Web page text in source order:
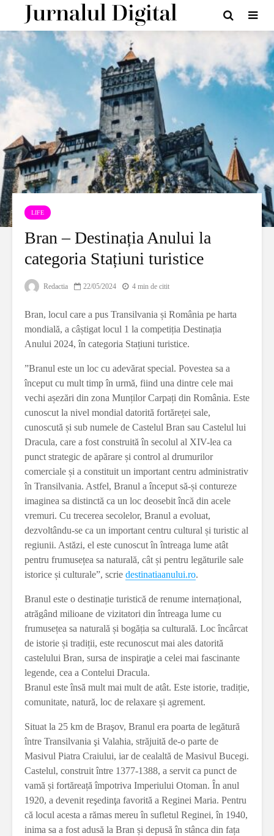
LIFE
Bran – Destinația Anului la
categoria Stațiuni turistice
Redactia 22/05/2024 4 min de citit
Bran, locul care a pus Transilvania și România pe harta
mondială, a câștigat locul 1 la competiția Destinația
Anului 2024, în categoria Stațiuni turistice.
”Branul este un loc cu adevărat special. Povestea sa a
început cu mult timp în urmă, fiind una dintre cele mai
vechi așezări din zona Munților Carpați din România. Este
cunoscut la nivel mondial datorită fortăreței sale,
cunoscută și sub numele de Castelul Bran sau Castelul lui
Dracula, care a fost construită în secolul al XIV-lea ca
punct strategic de apărare și control al drumurilor
comerciale și a constituit un important centru administrativ
în Transilvania. Astfel, Branul a început să-și contureze
imaginea sa distinctă ca un loc deosebit încă din acele
vremuri. Cu trecerea secolelor, Branul a evoluat,
dezvoltându-se ca un important centru cultural și turistic al
regiunii. Astăzi, el este cunoscut în întreaga lume atât
pentru frumusețea sa naturală, cât și pentru legăturile sale
istorice și culturale”, scrie destinatiaanului.ro.
Branul este o destinație turistică de renume internațional,
atrăgând milioane de vizitatori din întreaga lume cu
frumusețea sa naturală și bogăția sa culturală. Loc încârcat
de istorie și tradiții, este recunoscut mai ales datorită
castelului Bran, sursa de inspiraţie a celei mai fascinante
legende, cea a Contelui Dracula.
Branul este însă mult mai mult de atât. Este istorie, tradiție,
comunitate, natură, loc de relaxare și agrement.
Situat la 25 km de Braşov, Branul era poarta de legătură
între Transilvania şi Valahia, străjuită de-o parte de
Masivul Piatra Craiului, iar de cealaltă de Masivul Bucegi.
Castelul, construit între 1377-1388, a servit ca punct de
vamă și fortăreață împotriva Imperiului Otoman. În anul
1920, a devenit reşedinţa favorită a Reginei Maria. Pentru
că locul acesta a rămas mereu în sufletul Reginei, în 1940,
inima sa a fost adusă la Bran și depusă în stânca din fața